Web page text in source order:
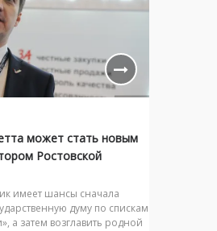
может стать новым
Ростовской
имеет шансы сначала
думу по спискам
а затем возглавить родной